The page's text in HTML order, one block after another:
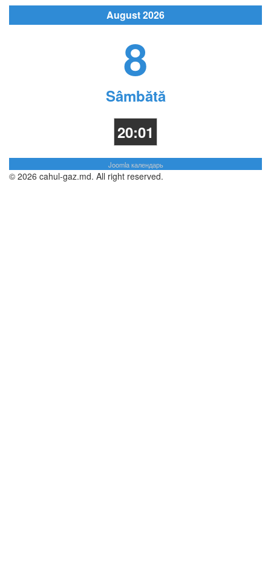
August 2026
8
Sâmbătă
20:01
Joomla календарь
© 2026 cahul-gaz.md. All right reserved.